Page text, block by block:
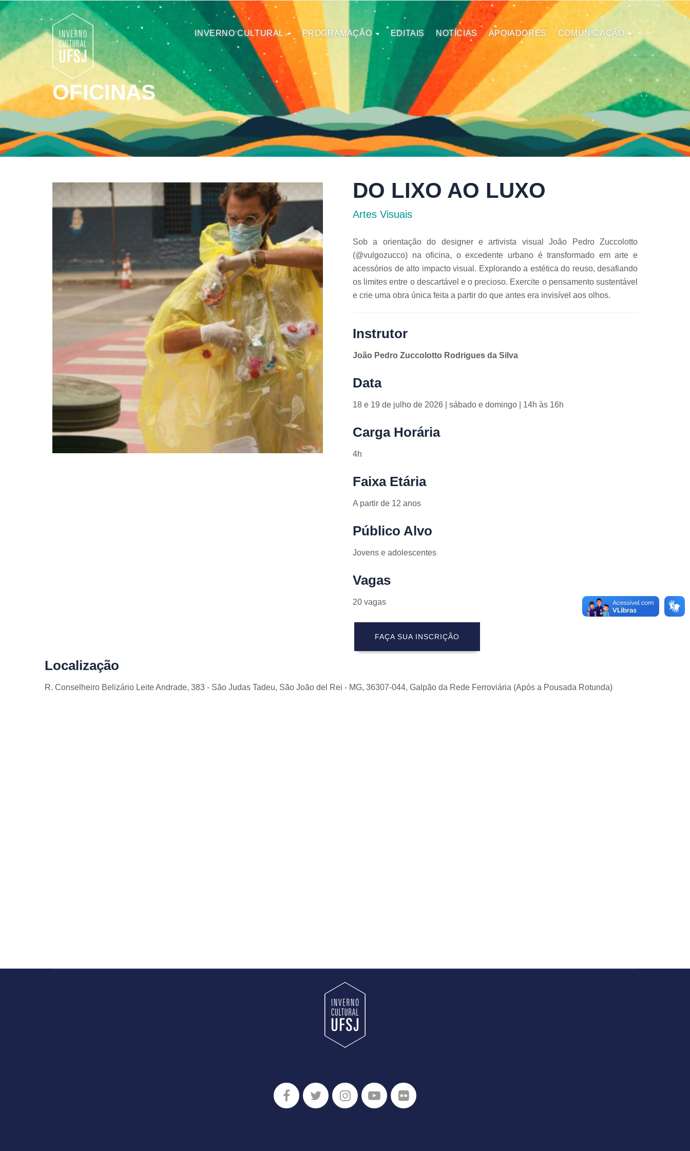
INVERNO CULTURAL PROGRAMAÇÃO EDITAIS NOTÍCIAS APOIADORES COMUNICAÇÃO
OFICINAS
DO LIXO AO LUXO
Artes Visuais
Sob a orientação do designer e artivista visual João Pedro Zuccolotto
(@vulgozucco) na oficina, o excedente urbano é transformado em arte e
acessórios de alto impacto visual. Explorando a estética do reuso, desafiando
os limites entre o descartável e o precioso. Exercite o pensamento sustentável
e crie uma obra única feita a partir do que antes era invisível aos olhos.
Instrutor
João Pedro Zuccolotto Rodrigues da Silva
Data
18 e 19 de julho de 2026 | sábado e domingo | 14h às 16h
Carga Horária
4h
Faixa Etária
A partir de 12 anos
Público Alvo
Jovens e adolescentes
Vagas
20 vagas
FAÇA SUA INSCRIÇÃO
Localização
R. Conselheiro Belizário Leite Andrade, 383 - São Judas Tadeu, São João del Rei - MG, 36307-044, Galpão da Rede Ferroviária (Após a Pousada Rotunda)